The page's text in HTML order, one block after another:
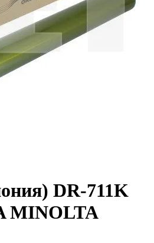
DR-711K
MINOLTA